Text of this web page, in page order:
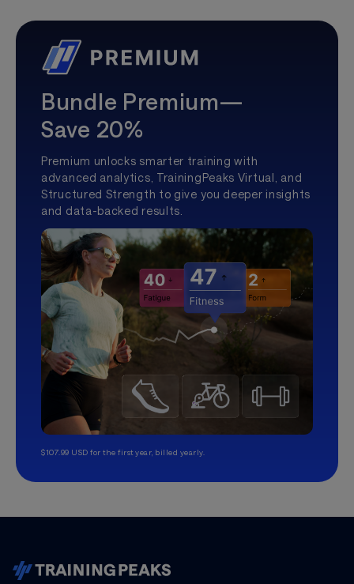
Bundle Premium—
Save 20%
Premium unlocks smarter training with
advanced analytics, TrainingPeaks Virtual, and
Structured Strength to give you deeper insights
and data-backed results.
$107.99 USD for the first year, billed yearly.